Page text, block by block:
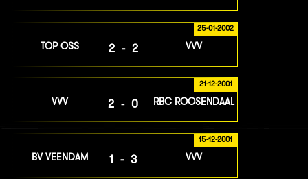
25-01-2002
TOP OSS 2-2 VVV
21-12-2001
VVV 2-0 RBC ROOSENDAAL
15-12-2001
BV VEENDAM 1-3 VVV